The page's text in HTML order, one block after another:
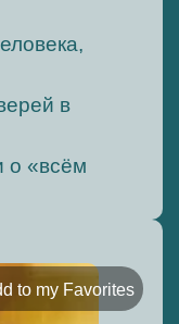
в
о «всём
to my Favorites